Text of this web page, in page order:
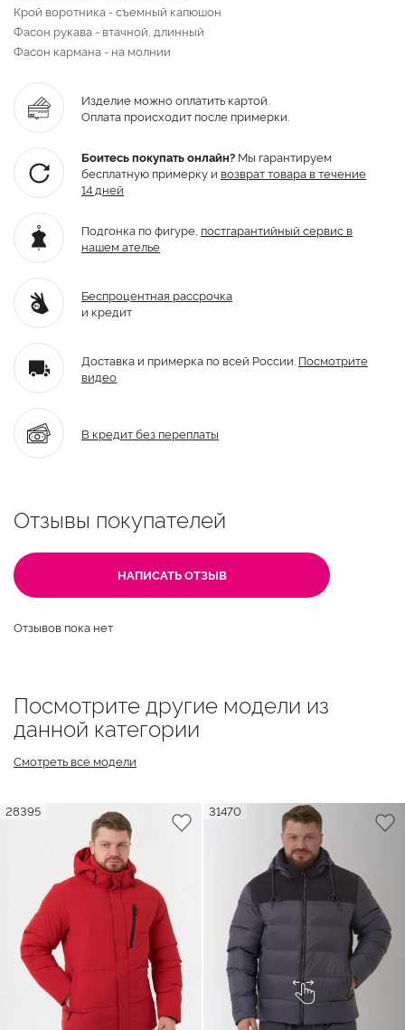
Крой воротника - съемный капюшон
Фасон рукава - втачной, длинный
Фасон кармана - на молнии
Изделие можно оплатить картой.
Оплата происходит после примерки.
Боитесь покупать онлайн? Мы гарантируем
бесплатную примерку и возврат товара в течение
14 дней
Подгонка по фигуре, постгарантийный сервис в
нашем ателье
Беспроцентная рассрочка
и кредит
Доставка и примерка по всей России. Посмотрите
видео
В кредит без переплаты
Отзывы покупателей
НАПИСАТЬ ОТЗЫВ
Отзывов пока нет
Посмотрите другие модели из
данной категории
Смотреть все модели
28395 31470